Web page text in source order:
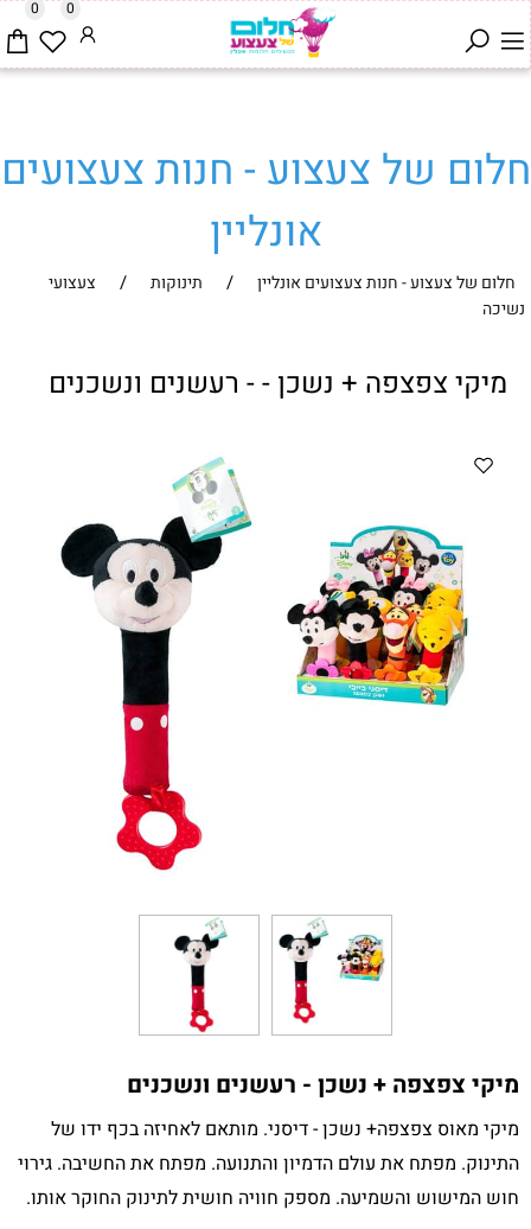
0 0
חלום של צעצוע - חנות צעצועים
אונליין
חלום של צעצוע - חנות צעצועים אונליין / תינוקות /
צעצועי
נשיכה
מיקי צפצפה + נשכן - - רעשנים ונשכנים
מיקי צפצפה + נשכן - רעשנים ונשכנים
מיקי מאוס צפצפה+ נשכן - דיסני. מותאם לאחיזה בכף ידו של
התינוק. מפתח את עולם הדמיון והתנועה. מפתח את החשיבה. גירוי
חוש המישוש והשמיעה. מספק חוויה חושית לתינוק החוקר אותו.